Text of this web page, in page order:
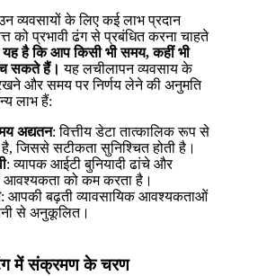
व्यवसायों के लिए कई लाभ प्रदान
को प्रभावी ढंग से प्रबंधित करना चाहते
है कि आप किसी भी समय, कहीं भी
सकते हैं। यह लचीलापन व्यवसाय के
और समय पर निर्णय लेने की अनुमति
लाभ हैं:
अद्यतन: वित्तीय डेटा तात्कालिक रूप से
है, जिससे सटीकता सुनिश्चित होती है।
: व्यापक आईटी बुनियादी ढांचे और
आवश्यकता को कम करता है।
: आपकी बढ़ती व्यावसायिक आवश्यकताओं
से अनुकूलित।
में संक्रमण के चरण